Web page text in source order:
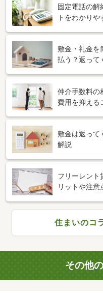
固定電話の解
トをわかりや
敷金・礼金を
払う？返って
仲介手数料の
費用を抑える
敷金は返って
解説
フリーレント
リットや注意
住まいのコ
その他